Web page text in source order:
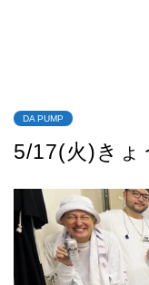
DA PUMP
5/17(火)きょ